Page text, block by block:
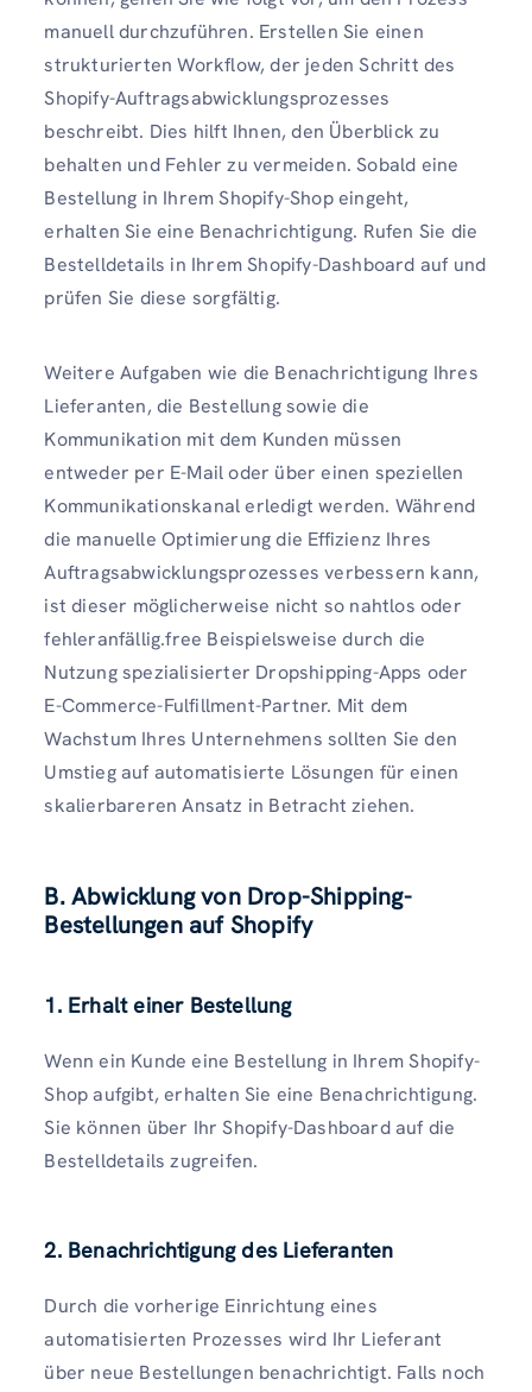
manuell durchzuführen. Erstellen Sie einen
strukturierten Workflow, der jeden Schritt des
Shopify-Auftragsabwicklungsprozesses
beschreibt. Dies hilft Ihnen, den Überblick zu
behalten und Fehler zu vermeiden. Sobald eine
Bestellung in Ihrem Shopify-Shop eingeht,
erhalten Sie eine Benachrichtigung. Rufen Sie die
Bestelldetails in Ihrem Shopify-Dashboard auf und
prüfen Sie diese sorgfältig.
Weitere Aufgaben wie die Benachrichtigung Ihres
Lieferanten, die Bestellung sowie die
Kommunikation mit dem Kunden müssen
entweder per E-Mail oder über einen speziellen
Kommunikationskanal erledigt werden. Während
die manuelle Optimierung die Effizienz Ihres
Auftragsabwicklungsprozesses verbessern kann,
ist dieser möglicherweise nicht so nahtlos oder
fehleranfällig.free Beispielsweise durch die
Nutzung spezialisierter Dropshipping-Apps oder
E-Commerce-Fulfillment-Partner. Mit dem
Wachstum Ihres Unternehmens sollten Sie den
Umstieg auf automatisierte Lösungen für einen
skalierbareren Ansatz in Betracht ziehen.
B. Abwicklung von Drop-Shipping-
Bestellungen auf Shopify
1. Erhalt einer Bestellung
Wenn ein Kunde eine Bestellung in Ihrem Shopify-
Shop aufgibt, erhalten Sie eine Benachrichtigung.
Sie können über Ihr Shopify-Dashboard auf die
Bestelldetails zugreifen.
2. Benachrichtigung des Lieferanten
Durch die vorherige Einrichtung eines
automatisierten Prozesses wird Ihr Lieferant
über neue Bestellungen benachrichtigt. Falls noch